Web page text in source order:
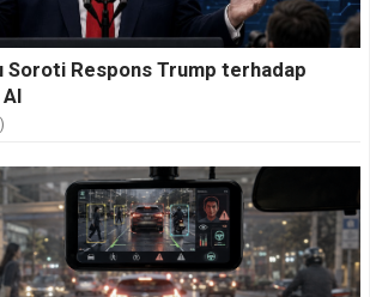
Soroti Respons Trump terhadap